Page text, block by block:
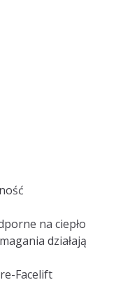
na ciepło
działają
Facelift